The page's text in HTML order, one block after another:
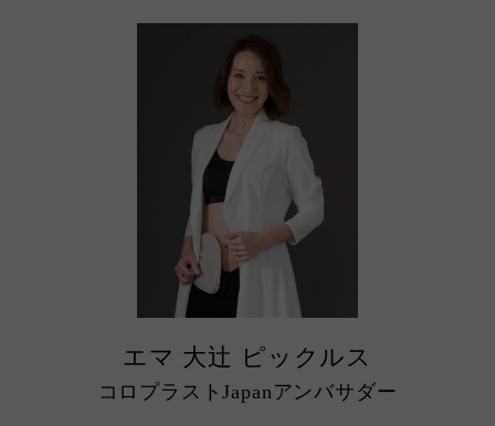
エマ 大辻 ピックルス
コロプラストJapanアンバサダー